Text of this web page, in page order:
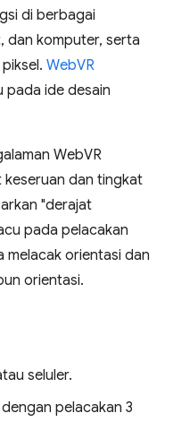
di berbagai
dan komputer, serta
WebVR
pada ide desain
WebVR
dan tingkat
"derajat
pada pelacakan
melacak orientasi dan
orientasi.
seluler.
pelacakan 3